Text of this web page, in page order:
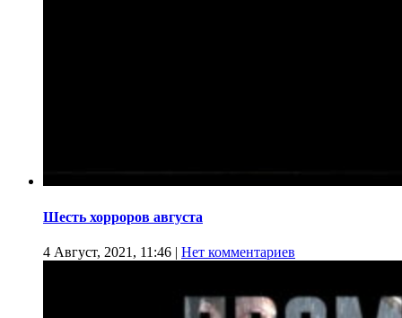
Шесть хорроров августа
4 Август, 2021, 11:46 | Нет комментариев